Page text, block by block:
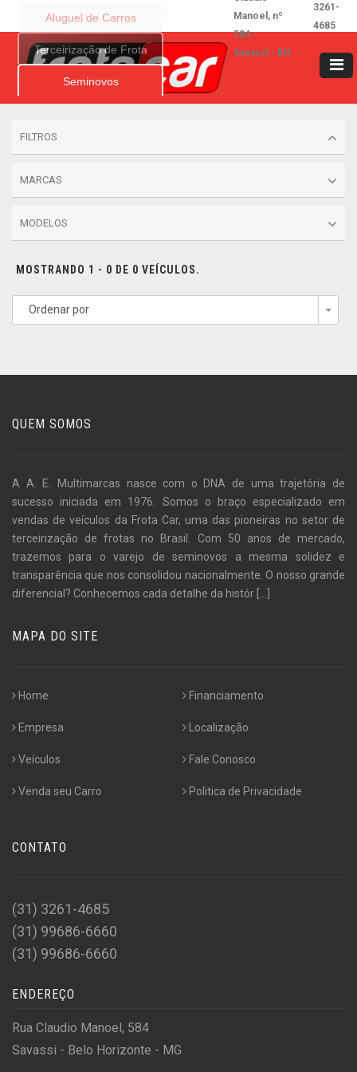
Aluguel de Carros
Terceirização de Frota
Seminovos
Manoel, nº
584 -
Savassi - BH
3261-
4685
FILTROS
MARCAS
MODELOS
MOSTRANDO 1 - 0 DE 0 VEÍCULOS.
Ordenar por
QUEM SOMOS
A A. E. Multimarcas nasce com o DNA de uma trajetória de
sucesso iniciada em 1976. Somos o braço especializado em
vendas de veículos da Frota Car, uma das pioneiras no setor de
terceirização de frotas no Brasil. Com 50 anos de mercado,
trazemos para o varejo de seminovos a mesma solidez e
transparência que nos consolidou nacionalmente. O nosso grande
diferencial? Conhecemos cada detalhe da histór
MAPA DO SITE
Home
Empresa
Veículos
Venda seu Carro
Financiamento
Localização
Fale Conosco
Politica de Privacidade
CONTATO
(31) 3261-4685
(31) 99686-6660
(31) 99686-6660
ENDEREÇO
Rua Claudio Manoel, 584
Savassi - Belo Horizonte - MG